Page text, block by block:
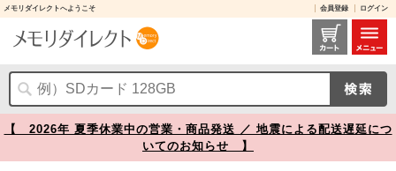
メモリダイレクトへようこそ 会員登録 ログイン
ポータブルSSD 1TB MagSafe対応 USB-C接続 USB 20Gbps 最大2000MB/s グレー Transcend ESD420【メモリダイレクト】
【 2026年 夏季休業中の営業・商品発送 ／ 地震による配送遅延につ
いてのお知らせ 】